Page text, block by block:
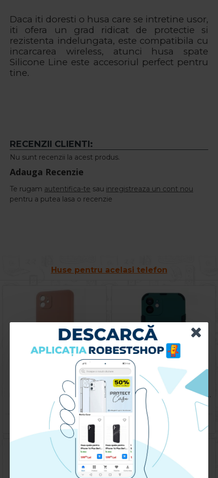
Daca iti doresti o husa care se intretine usor,
iti ofera un grad ridicat de protectie si
rezistenta indelungata, este compatibila cu
incarcarea wireless, atunci husa spate
Silicone Line este accesoriul perfect pentru
tine.
RECENZII CLIENTI:
Nu sunt recenzii la acest produs.
Adauga Recenzie
Te rugam autentifica-te sau inregistreaza un cont nou
pentru a putea lasa o recenzie
Huse pentru acelasi telefon
49.90 lei
CUMPARA
Husa spate pentru iPhone 12 - Mantis Case Verde Crud / Negru
59.90 lei
CUMPARA